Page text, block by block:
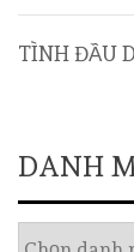
TÌNH ĐẦU
DANH